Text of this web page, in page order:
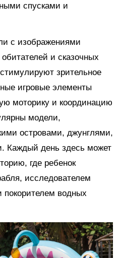
спусками и
с изображениями
и сказочных
зрительное
игровые элементы
моторику и координацию
модели,
островами, джунглями,
Каждый день здесь может
где ребенок
исследователем
покорителем водных